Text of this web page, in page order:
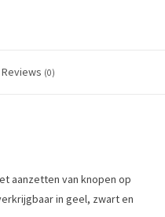
Reviews (0)
aanzetten van knopen op
in geel, zwart en